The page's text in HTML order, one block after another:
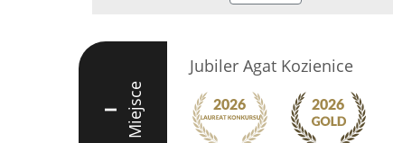
I Miejsce
Jubiler Agat Kozienice